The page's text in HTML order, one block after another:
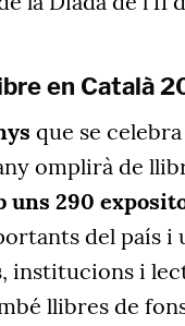
en Català
que se
omplirà de
uns 290
del país i
institucions i
llibres de